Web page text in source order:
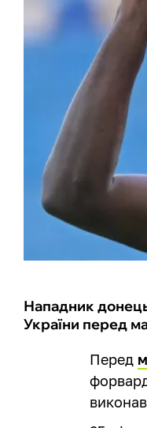
Нападник
України перед
Перед